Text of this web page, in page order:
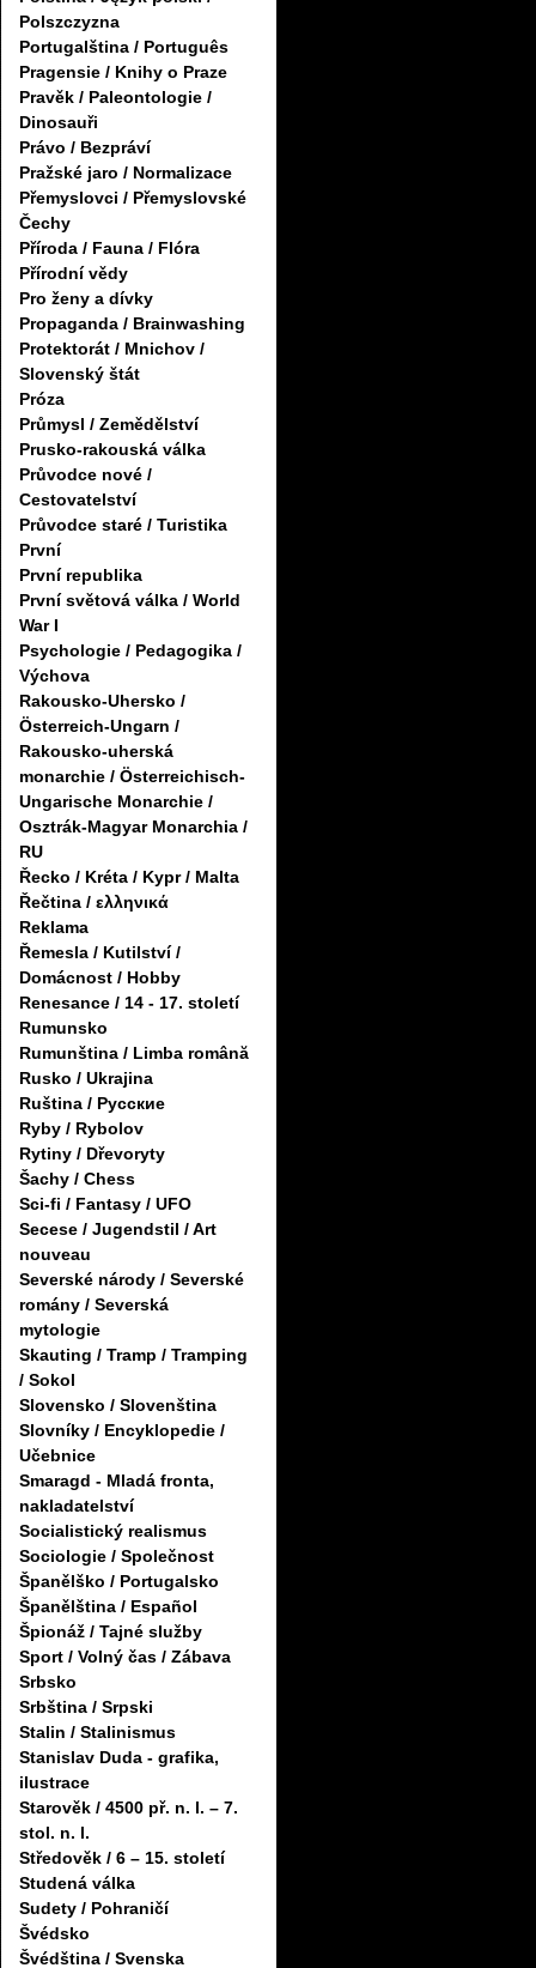
Polszczyzna
Portugalština / Português
Pragensie / Knihy o Praze
Pravěk / Paleontologie /
Dinosauři
Právo / Bezpráví
Pražské jaro / Normalizace
Přemyslovci / Přemyslovské
Čechy
Příroda / Fauna / Flóra
Přírodní vědy
Pro ženy a dívky
Propaganda / Brainwashing
Protektorát / Mnichov /
Slovenský štát
Próza
Průmysl / Zemědělství
Prusko-rakouská válka
Průvodce nové /
Cestovatelství
Průvodce staré / Turistika
První
První republika
První světová válka / World
War I
Psychologie / Pedagogika /
Výchova
Rakousko-Uhersko /
Österreich-Ungarn /
Rakousko-uherská
monarchie / Österreichisch-
Ungarische Monarchie /
Osztrák-Magyar Monarchia /
RU
Řecko / Kréta / Kypr / Malta
Řečtina / ελληνικά
Reklama
Řemesla / Kutilství /
Domácnost / Hobby
Renesance / 14 - 17. století
Rumunsko
Rumunština / Limba română
Rusko / Ukrajina
Ruština / Русские
Ryby / Rybolov
Rytiny / Dřevoryty
Šachy / Chess
Sci-fi / Fantasy / UFO
Secese / Jugendstil / Art
nouveau
Severské národy / Severské
romány / Severská
mytologie
Skauting / Tramp / Tramping
/ Sokol
Slovensko / Slovenština
Slovníky / Encyklopedie /
Učebnice
Smaragd - Mladá fronta,
nakladatelství
Socialistický realismus
Sociologie / Společnost
Španělško / Portugalsko
Španělština / Español
Špionáž / Tajné služby
Sport / Volný čas / Zábava
Srbsko
Srbština / Srpski
Stalin / Stalinismus
Stanislav Duda - grafika,
ilustrace
Starověk / 4500 př. n. l. – 7.
stol. n. l.
Středověk / 6 – 15. století
Studená válka
Sudety / Pohraničí
Švédsko
Švédština / Svenska